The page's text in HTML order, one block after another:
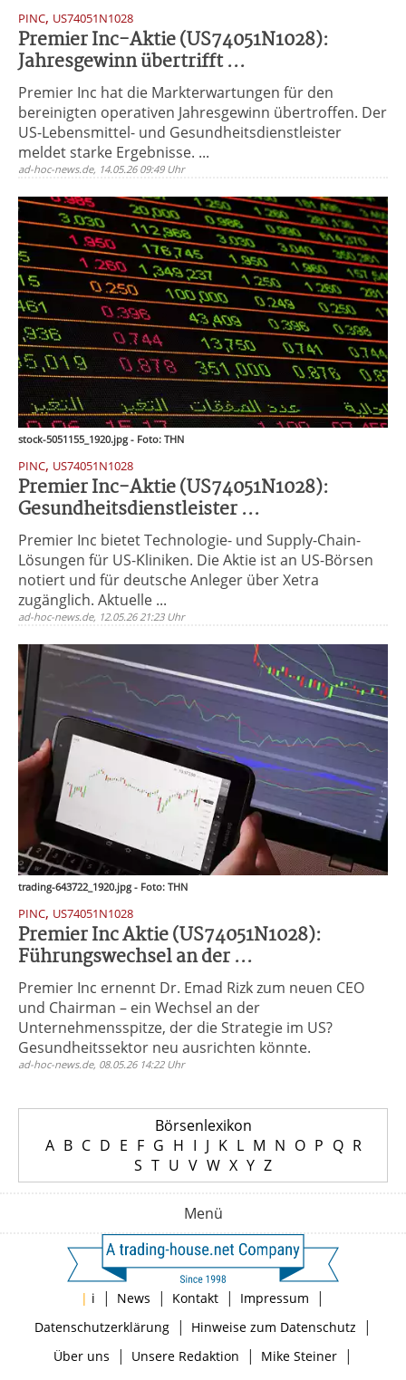
PINC, US74051N1028
Premier Inc-Aktie (US74051N1028):
Jahresgewinn übertrifft ...
Premier Inc hat die Markterwartungen für den
bereinigten operativen Jahresgewinn übertroffen. Der
US-Lebensmittel- und Gesundheitsdienstleister
meldet starke Ergebnisse. ...
ad-hoc-news.de, 14.05.26 09:49 Uhr
stock-5051155_1920.jpg - Foto: THN
PINC, US74051N1028
Premier Inc-Aktie (US74051N1028):
Gesundheitsdienstleister ...
Premier Inc bietet Technologie- und Supply-Chain-
Lösungen für US-Kliniken. Die Aktie ist an US-Börsen
notiert und für deutsche Anleger über Xetra
zugänglich. Aktuelle ...
ad-hoc-news.de, 12.05.26 21:23 Uhr
trading-643722_1920.jpg - Foto: THN
PINC, US74051N1028
Premier Inc Aktie (US74051N1028):
Führungswechsel an der ...
Premier Inc ernennt Dr. Emad Rizk zum neuen CEO
und Chairman – ein Wechsel an der
Unternehmensspitze, der die Strategie im US?
Gesundheitssektor neu ausrichten könnte.
ad-hoc-news.de, 08.05.26 14:22 Uhr
Börsenlexikon
A B C D E F G H I J K L M N O P Q R
S T U V W X Y Z
Menü
| i | News | Kontakt | Impressum |
Datenschutzerklärung| Hinweise zum Datenschutz |
Über uns | Unsere Redaktion | Mike Steiner|